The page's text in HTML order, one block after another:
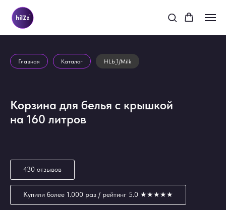
Главная Каталог HLb_1/Milk
Корзина для белья с крышкой
на 160 литров
430 отзывов
Купили более 1.000 раз / рейтинг 5.0 ★★★★★